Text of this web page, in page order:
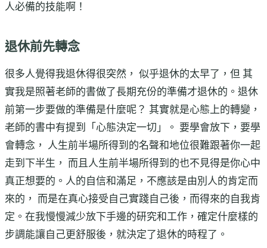
人必備的技能啊！
退休前先轉念
很多人覺得我退休得很突然， 似乎退休的太早了，但 其
實我是照著老師的書做了長期充份的準備才退休的。退休
前第一步要做的準備是什麼呢？ 其實就是心態上的轉變，
老師的書中有提到「心態決定一切」。 要學會放下，要學
會轉念， 人生前半場所得到的名聲和地位很難跟著你一起
走到下半生， 而且人生前半場所得到的也不見得是你心中
真正想要的。人的自信和滿足，不應該是由別人的肯定而
來的， 而是在真心接受自己實踐自己後，而得來的自我肯
定。在我慢慢減少放下手邊的研究和工作，確定什麼樣的
步調能讓自己更舒服後，就決定了退休的時程了。